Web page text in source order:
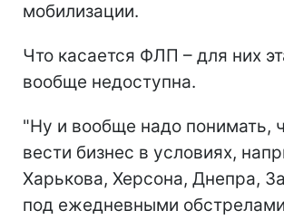
мобилизации.
Что касается ФЛП – для них
вообще недоступна.
"Ну и вообще надо понимать,
вести бизнес в условиях,
Харькова, Херсона, Днепра,
под ежедневными